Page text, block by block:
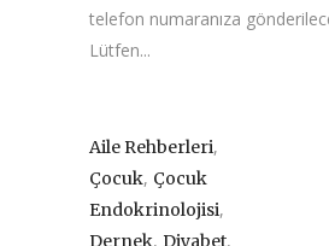
telefon numaranıza
Lütfen...
Aile Rehberleri,
Çocuk, Çocuk
Endokrinolojisi,
Dernek, Diyabet,